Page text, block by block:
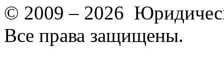
© 2009 – 2026
Все права защищены.